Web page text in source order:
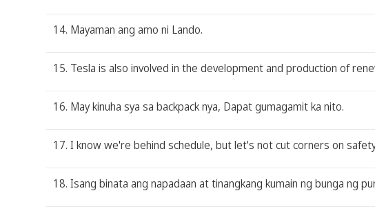
14. Mayaman ang amo ni Lando.
15. Tesla is also involved in the development and production of
16. May kinuha sya sa backpack nya, Dapat gumagamit ka nito.
17. I know we're behind schedule, but let's not cut corners on
18. Isang binata ang napadaan at tinangkang kumain ng bunga ng